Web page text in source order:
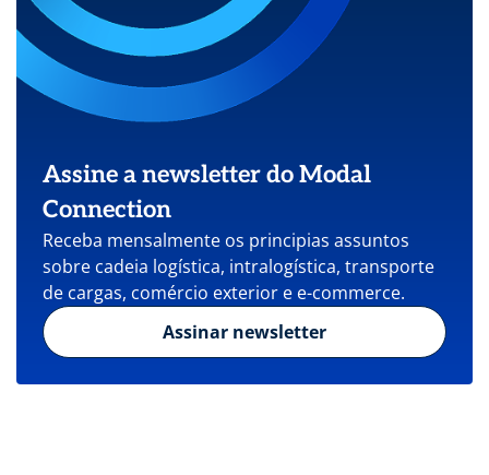
Assine a newsletter do Modal
Connection
Receba mensalmente os principias assuntos
sobre cadeia logística, intralogística, transporte
de cargas, comércio exterior e e-commerce.
Assinar newsletter